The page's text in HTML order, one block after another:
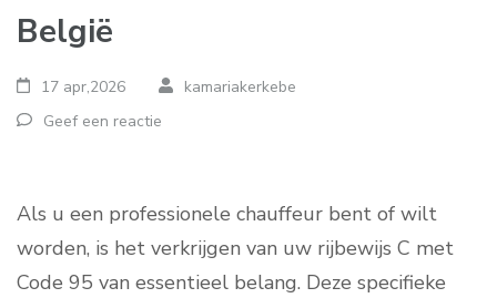
België
17 apr,2026
kamariakerkebe
Geef een reactie
Als u een professionele chauffeur bent of wilt
worden, is het verkrijgen van uw rijbewijs C met
Code 95 van essentieel belang. Deze specifieke